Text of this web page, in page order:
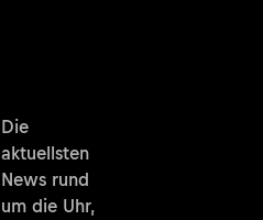
Die
aktuellsten
News rund
um die Uhr,